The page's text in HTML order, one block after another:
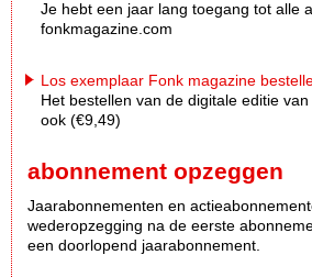
Je hebt een jaar lang toegang tot alle
fonkmagazine.com
Los exemplaar Fonk magazine
Het bestellen van de digitale editie
ook (€9,49)
abonnement opzeggen
Jaarabonnementen en
wederopzegging na de eerste
een doorlopend jaarabonnement.